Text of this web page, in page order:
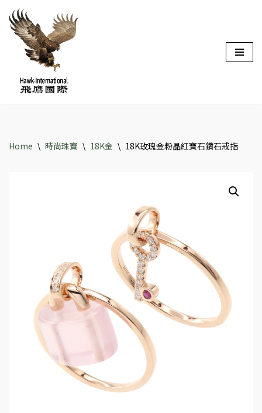
Skip
content
Home \ 時尚珠寶 \ 18K金 \ 18K玫瑰金粉晶紅寶石鑽石戒指